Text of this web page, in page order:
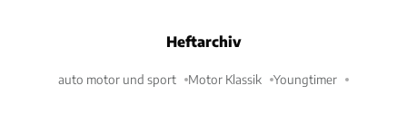
Heftarchiv
auto motor und sport Motor Klassik Youngtimer